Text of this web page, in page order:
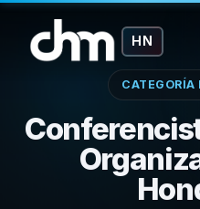
HN
CATEGORÍA